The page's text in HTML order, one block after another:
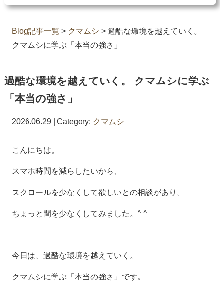
Blog記事一覧 > クマムシ > 過酷な環境を越えていく。
クマムシに学ぶ「本当の強さ」
過酷な環境を越えていく。 クマムシに学ぶ
「本当の強さ」
2026.06.29 | Category: クマムシ
こんにちは。
スマホ時間を減らしたいから、
スクロールを少なくして欲しいとの相談があり、
ちょっと間を少なくしてみました。^ ^
今日は 、過酷な環境を越えていく。
クマムシに学ぶ「本当の強さ」です。